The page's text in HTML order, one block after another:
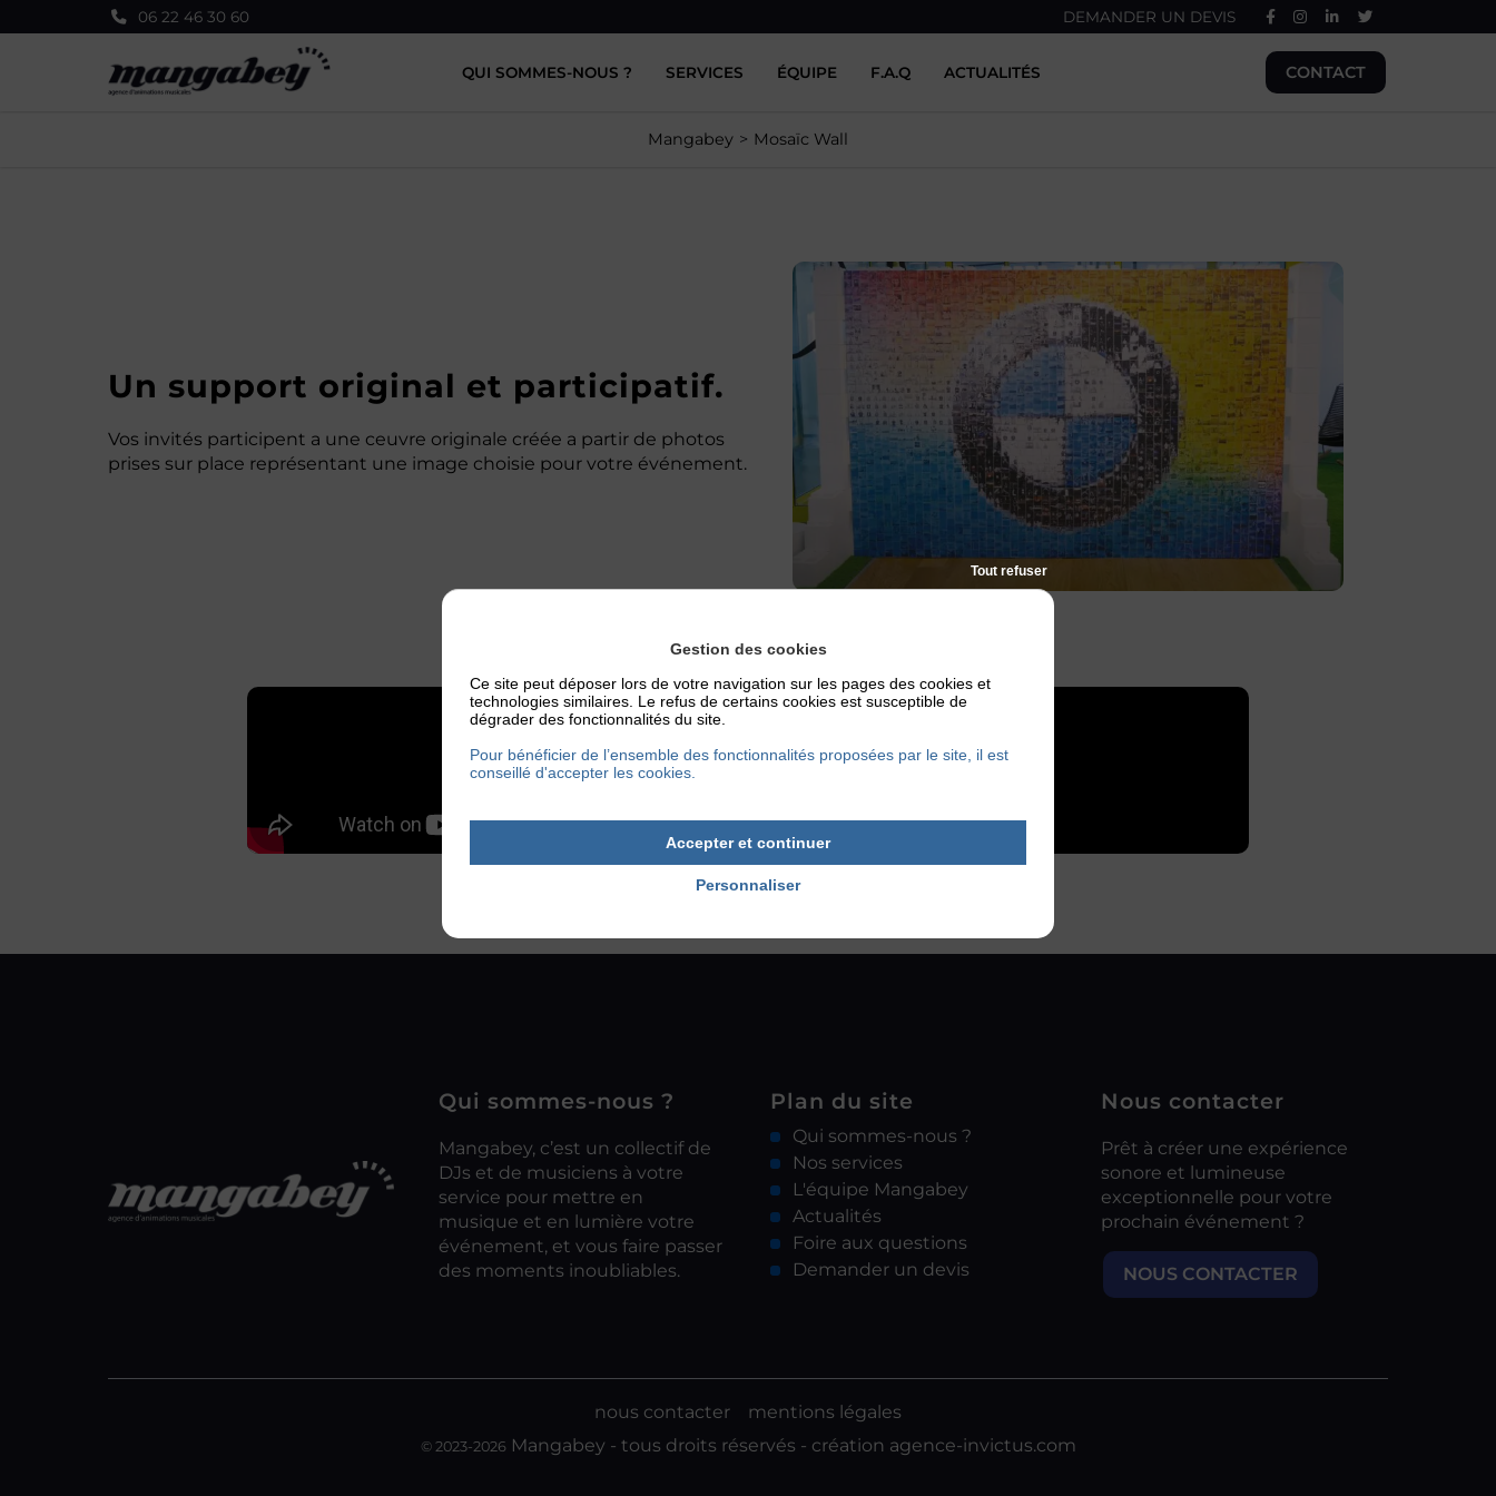
06 22 46 30 60 DEMANDER UN DEVIS
QUI SOMMES-NOUS ? SERVICES ÉQUIPE F.A.Q ACTUALITÉS CONTACT
Mangabey Mosaïc Wall
Mosaïc Wall
Un support original et participatif.
Vos invités participent a une ceuvre originale créée a partir de photos
prises sur place représentant une image choisie pour votre événement.
Qui sommes-nous ?
Mangabey, c’est un collectif de
DJs et de musiciens à votre
service pour mettre en
musique et en lumière votre
événement, et vous faire passer
des moments inoubliables.
Plan du site
Qui sommes-nous ?
Nos services
L'équipe Mangabey
Actualités
Foire aux questions
Demander un devis
Nous contacter
Prêt à créer une expérience
sonore et lumineuse
exceptionnelle pour votre
prochain événement ?
NOUS CONTACTER
nous contacter mentions légales
© 2023-2026Mangabey - tous droits réservés - création agence-invictus.com
Panneau de gestion des cookies
Gestion des cookies
Ce site peut déposer lors de votre navigation sur les pages des cookies et
technologies similaires. Le refus de certains cookies est susceptible de
dégrader des fonctionnalités du site.
Pour bénéficier de l’ensemble des fonctionnalités proposées par le site, il est
conseillé d'accepter les cookies.
Accepter et continuer
Tout refuser
Personnaliser